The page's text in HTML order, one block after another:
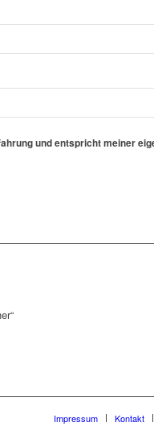
und entspricht meiner
Impressum Kontakt